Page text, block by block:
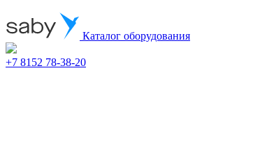
Каталог оборудования
+7 8152 78-38-20